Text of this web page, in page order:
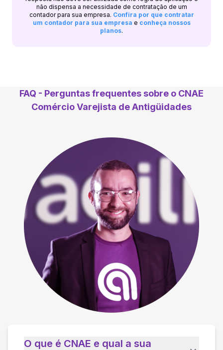
não dispensa a necessidade de contratação de um
contador para sua empresa. Confira por que contratar
um contador para sua empresa e conheça nossos
planos.
FAQ - Perguntas frequentes sobre o CNAE
Comércio Varejista de Antigüidades
O que é CNAE e qual a sua